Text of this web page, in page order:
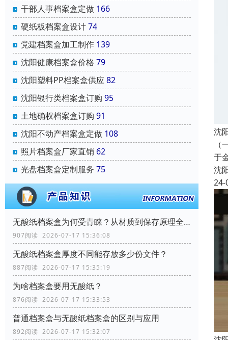
干部人事档案盒定做 166
硬纸板档案盒设计74
党建档案盒加工制作 139
沈阳健康档案盒价格 79
沈阳塑料PP档案盒供应82
沈阳银行类档案盒订购 95
土地确权档案盒订购 91
沈阳不动产档案盒定做 108
照片档案盒厂家直销 62
光盘档案盒定制服务 75
无酸纸档案盒为何受青睐？从材质到保存原理全解析
907阅读 2026-07-17 15:36:08
无酸纸档案盒厚度不同能存放多少份文件？
887阅读 2026-07-17 15:35:19
为啥档案盒要用无酸纸？
876阅读 2026-07-17 15:33:53
普通档案盒与无酸纸档案盒的区别与应用
892阅读 2026-07-17 15:32:07
沈
于
沈
24-